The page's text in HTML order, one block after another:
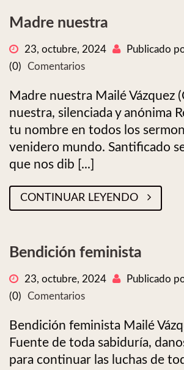
Madre nuestra
23, octubre, 2024 Publicado
(0)
Comentarios
Madre nuestra Mailé Vázquez
nuestra, silenciada y anónima
tu nombre en todos los
venidero mundo. Santificado
que nos dib [...]
CONTINUAR LEYENDO
Bendición feminista
23, octubre, 2024 Publicado
(0)
Comentarios
Bendición feminista Mailé
Fuente de toda sabiduría,
para continuar las luchas de